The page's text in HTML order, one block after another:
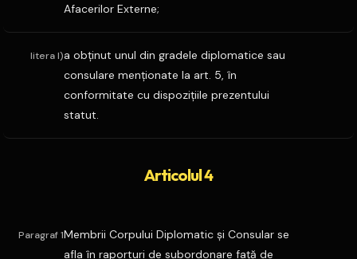
Afacerilor Externe;
litera I)a obţinut unul din gradele diplomatice sau
consulare menţionate la art. 5, în
conformitate cu dispoziţiile prezentului
statut.
Articolul 4
Paragraf 1Membrii Corpului Diplomatic şi Consular se
afla în raporturi de subordonare faţă de